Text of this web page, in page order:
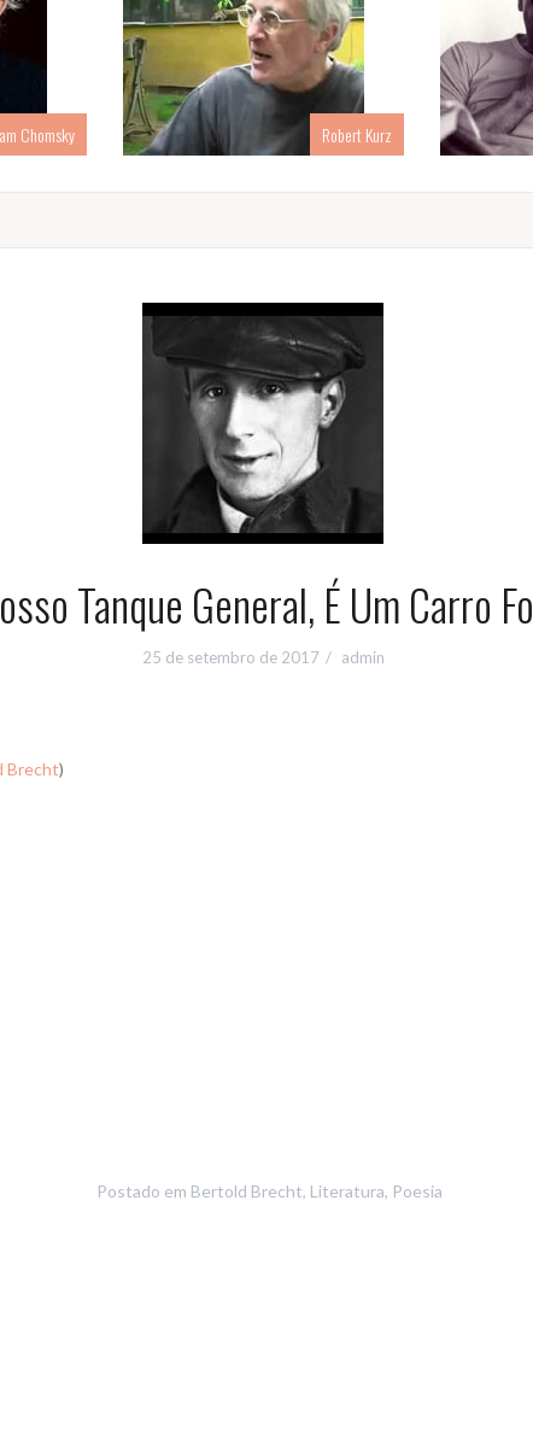
Chomsky Robert Kurz
Tanque General, É Um Carro
25 de setembro de 2017 admin
Brecht)
Postado em Bertold Brecht, Literatura, Poesia